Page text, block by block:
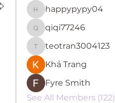
happypypy04
happypypy04
qiqi77246
qiqi77246
teotran3004123
teotran3004123
Khả Trang
Fyre Smith
See All Members (122)